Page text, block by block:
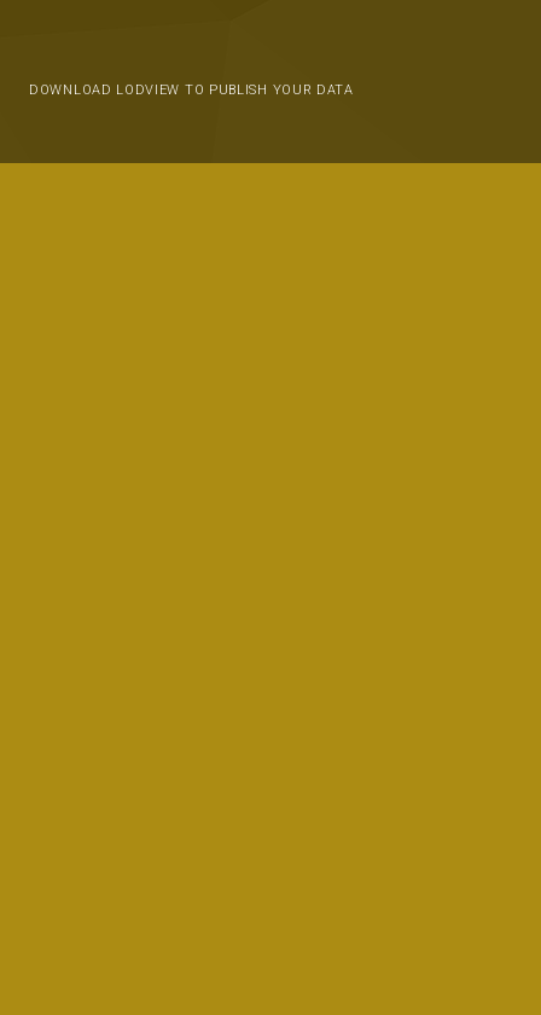
DOWNLOAD LODVIEW TO PUBLISH YOUR DATA